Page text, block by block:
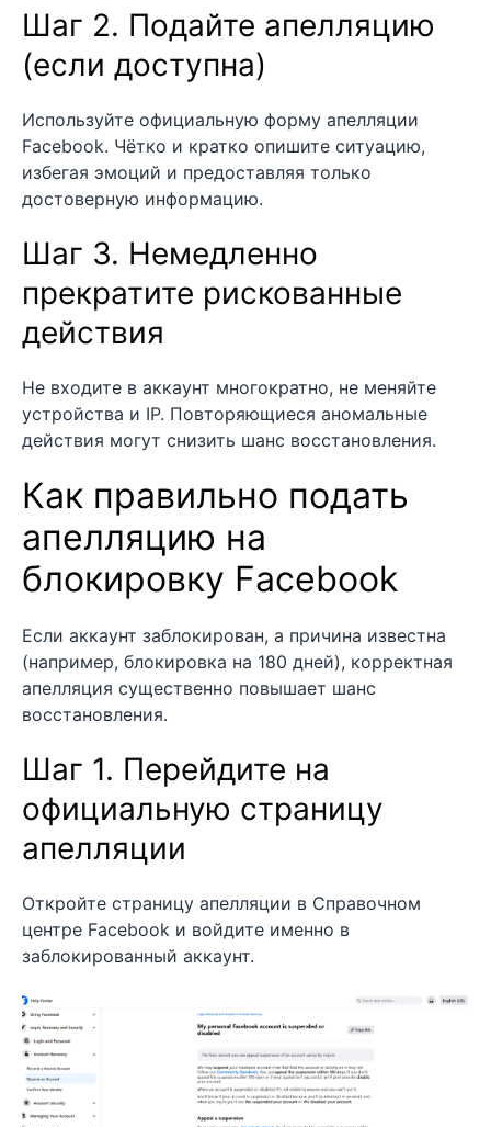
Шаг 2. Подайте апелляцию
(если доступна)
Используйте официальную форму апелляции
Facebook. Чётко и кратко опишите ситуацию,
избегая эмоций и предоставляя только
достоверную информацию.
Шаг 3. Немедленно
прекратите рискованные
действия
Не входите в аккаунт многократно, не меняйте
устройства и IP. Повторяющиеся аномальные
действия могут снизить шанс восстановления.
Как правильно подать
апелляцию на
блокировку Facebook
Если аккаунт заблокирован, а причина известна
(например, блокировка на 180 дней), корректная
апелляция существенно повышает шанс
восстановления.
Шаг 1. Перейдите на
официальную страницу
апелляции
Откройте страницу апелляции в Справочном
центре Facebook и войдите именно в
заблокированный аккаунт.